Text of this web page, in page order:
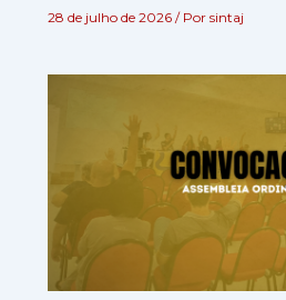
28 de julho de 2026 / Por sintaj